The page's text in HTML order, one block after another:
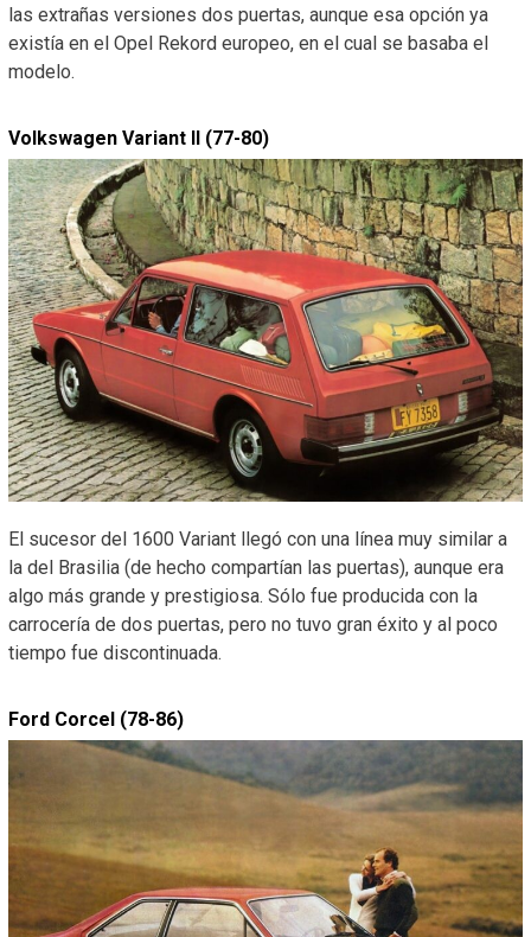
las extrañas versiones dos puertas, aunque esa opción ya
existía en el Opel Rekord europeo, en el cual se basaba el
modelo.
Volkswagen Variant II (77-80)
El sucesor del 1600 Variant llegó con una línea muy similar a
la del Brasilia (de hecho compartían las puertas), aunque era
algo más grande y prestigiosa. Sólo fue producida con la
carrocería de dos puertas, pero no tuvo gran éxito y al poco
tiempo fue discontinuada.
Ford Corcel (78-86)